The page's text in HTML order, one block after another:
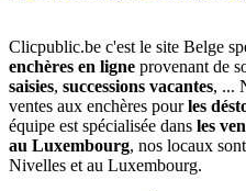
Clicpublic.be c'est le site Belge
enchères en ligne provenant de
saisies, successions vacantes, ...
ventes aux enchères pourles
équipe est spécialisée dans les
au Luxembourg, nos locaux
Nivelles et au Luxembourg.